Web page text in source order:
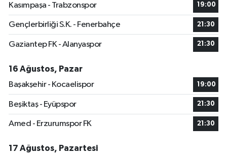
Kasımpaşa - Trabzonspor 19:00
Gençlerbirliği S.K. - Fenerbahçe 21:30
Gaziantep FK - Alanyaspor 21:30
16 Ağustos, Pazar
Başakşehir - Kocaelispor
19:00
Beşiktaş - Eyüpspor 21:30
Amed - Erzurumspor FK 21:30
17 Ağustos, Pazartesi